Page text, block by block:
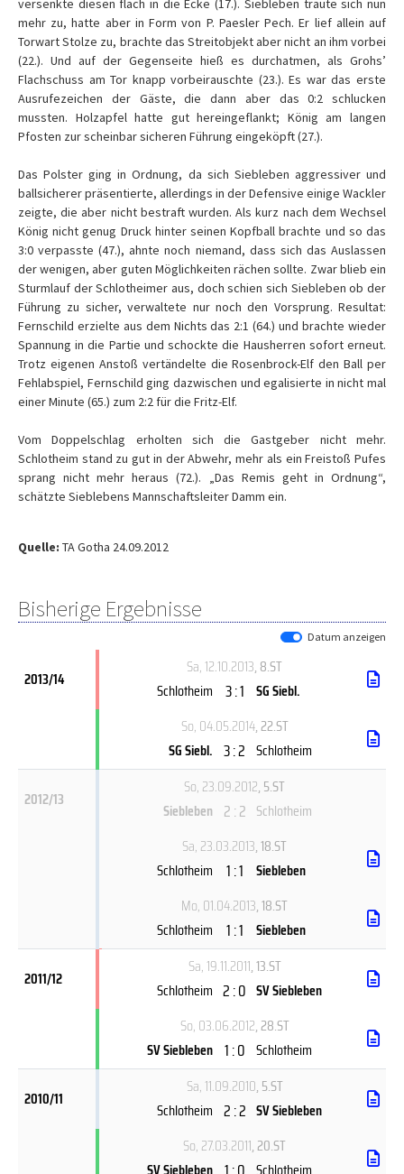
versenkte diesen flach in die Ecke (17.). Siebleben traute sich nun
mehr zu, hatte aber in Form von P. Paesler Pech. Er lief allein auf
Torwart Stolze zu, brachte das Streitobjekt aber nicht an ihm vorbei
(22.). Und auf der Gegenseite hieß es durchatmen, als Grohs’
Flachschuss am Tor knapp vorbeirauschte (23.). Es war das erste
Ausrufezeichen der Gäste, die dann aber das 0:2 schlucken
mussten. Holzapfel hatte gut hereingeflankt; König am langen
Pfosten zur scheinbar sicheren Führung eingeköpft (27.).
Das Polster ging in Ordnung, da sich Siebleben aggressiver und
ballsicherer präsentierte, allerdings in der Defensive einige Wackler
zeigte, die aber nicht bestraft wurden. Als kurz nach dem Wechsel
König nicht genug Druck hinter seinen Kopfball brachte und so das
3:0 verpasste (47.), ahnte noch niemand, dass sich das Auslassen
der wenigen, aber guten Möglichkeiten rächen sollte. Zwar blieb ein
Sturmlauf der Schlotheimer aus, doch schien sich Siebleben ob der
Führung zu sicher, verwaltete nur noch den Vorsprung. Resultat:
Fernschild erzielte aus dem Nichts das 2:1 (64.) und brachte wieder
Spannung in die Partie und schockte die Hausherren sofort erneut.
Trotz eigenen Anstoß vertändelte die Rosenbrock-Elf den Ball per
Fehlabspiel, Fernschild ging dazwischen und egalisierte in nicht mal
einer Minute (65.) zum 2:2 für die Fritz-Elf.
Vom Doppelschlag erholten sich die Gastgeber nicht mehr.
Schlotheim stand zu gut in der Abwehr, mehr als ein Freistoß Pufes
sprang nicht mehr heraus (72.). „Das Remis geht in Ordnung“,
schätzte Sieblebens Mannschaftsleiter Damm ein.
Quelle: TA Gotha 24.09.2012
Bisherige Ergebnisse
Datum anzeigen
2013/14
Sa, 12.10.2013, 8.ST
Schlotheim 3 : 1 SG Siebl.
So, 04.05.2014, 22.ST
SG Siebl. 3 : 2 Schlotheim
2012/13
So, 23.09.2012, 5.ST
Siebleben 2 : 2 Schlotheim
Sa, 23.03.2013, 18.ST
Schlotheim
1 : 1
Siebleben
Mo, 01.04.2013, 18.ST
Schlotheim
1 : 1 Siebleben
2011/12
Sa, 19.11.2011, 13.ST
Schlotheim 2 : 0 SV Siebleben
So, 03.06.2012, 28.ST
SV Siebleben 1 : 0 Schlotheim
2010/11
Sa, 11.09.2010, 5.ST
Schlotheim 2 : 2 SV Siebleben
So, 27.03.2011, 20.ST